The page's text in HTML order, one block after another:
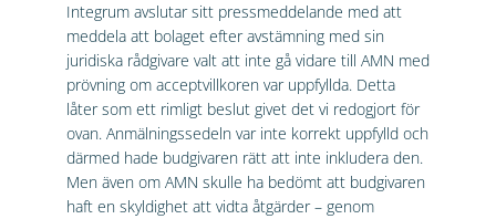
Integrum avslutar sitt pressmeddelande med att
meddela att bolaget efter avstämning med sin
juridiska rådgivare valt att inte gå vidare till AMN med
prövning om acceptvillkoren var uppfyllda. Detta
låter som ett rimligt beslut givet det vi redogjort för
ovan. Anmälningssedeln var inte korrekt uppfylld och
därmed hade budgivaren rätt att inte inkludera den.
Men även om AMN skulle ha bedömt att budgivaren
haft en skyldighet att vidta åtgärder – genom